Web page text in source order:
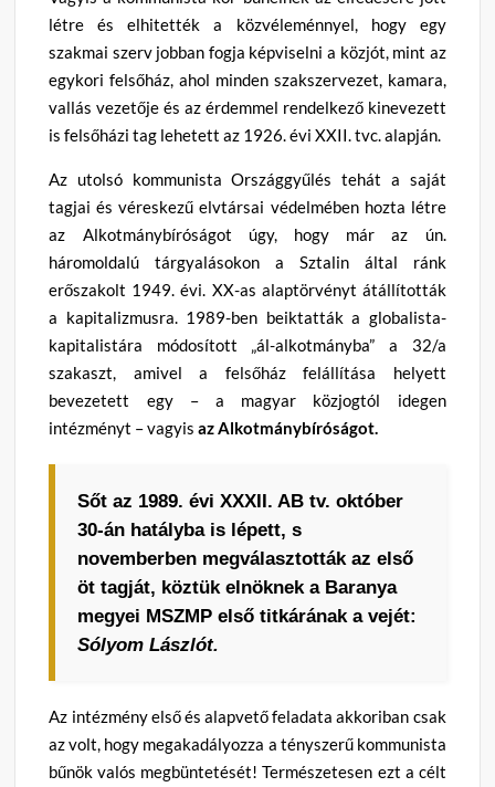
létre és elhitették a közvéleménnyel, hogy egy
szakmai szerv jobban fogja képviselni a közjót, mint az
egykori felsőház, ahol minden szakszervezet, kamara,
vallás vezetője és az érdemmel rendelkező kinevezett
is felsőházi tag lehetett az 1926. évi XXII. tvc. alapján.
Az utolsó kommunista Országgyűlés tehát a saját
tagjai és véreskezű elvtársai védelmében hozta létre
az Alkotmánybíróságot úgy, hogy már az ún.
háromoldalú tárgyalásokon a Sztalin által ránk
erőszakolt 1949. évi. XX-as alaptörvényt átállították
a kapitalizmusra. 1989-ben beiktatták a globalista-
kapitalistára módosított „ál-alkotmányba” a 32/a
szakaszt, amivel a felsőház felállítása helyett
bevezetett egy – a magyar közjogtól idegen
intézményt – vagyisaz Alkotmánybíróságot.
Sőt az 1989. évi XXXII. AB tv. október
30-án hatályba is lépett, s
novemberben megválasztották az első
öt tagját, köztük elnöknek a Baranya
megyei MSZMP első titkárának a vejét:
Sólyom Lászlót.
Az intézmény első és alapvető feladata akkoriban csak
az volt, hogy megakadályozza a tényszerű kommunista
bűnök valós megbüntetését! Természetesen ezt a célt